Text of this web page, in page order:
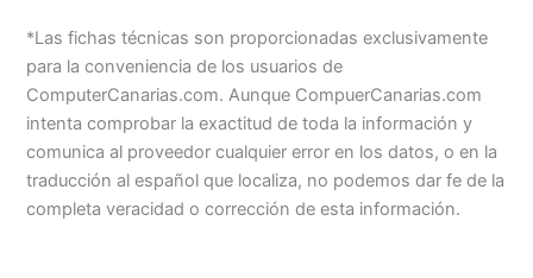
*Las fichas técnicas son proporcionadas exclusivamente
para la conveniencia de los usuarios de
ComputerCanarias.com. Aunque CompuerCanarias.com
intenta comprobar la exactitud de toda la información y
comunica al proveedor cualquier error en los datos, o en la
traducción al español que localiza, no podemos dar fe de la
completa veracidad o corrección de esta información.